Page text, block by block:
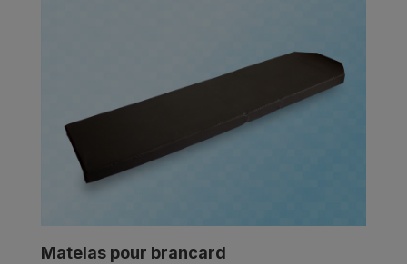
Matelas pour brancard